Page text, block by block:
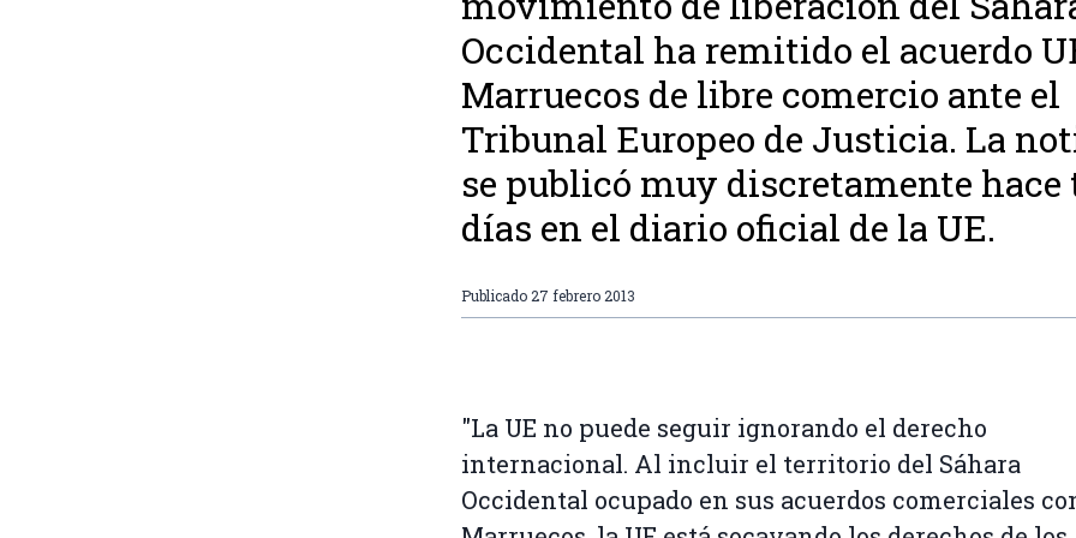
Occidental ha remitido el acuerdo
Marruecos de libre comercio ante el
Tribunal Europeo de Justicia. La
se publicó muy discretamente hace
días en el diario oficial de la UE.
Publicado27 febrero 2013
"La UE no puede seguir ignorando el derecho
internacional. Al incluir el territorio del Sáhara
Occidental ocupado en sus acuerdos comerciales